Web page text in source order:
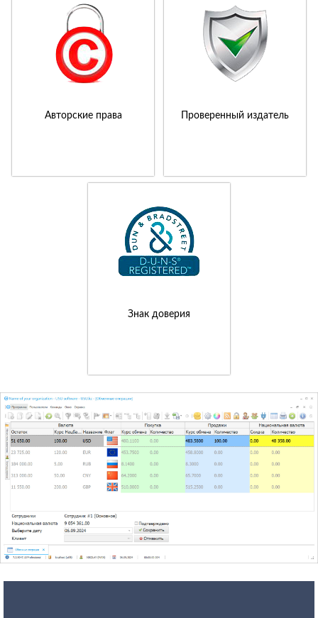
Авторские права Проверенный издатель
Знак доверия